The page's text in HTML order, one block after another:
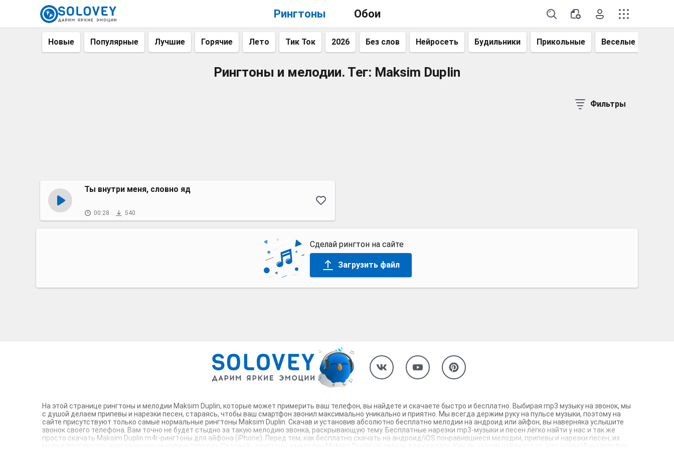
Рингтоны Обои
Новые Популярные Лучшие Горячие Лето Тик Ток 2026 Без слов Нейросеть Будильники Прикольные Веселые
Рингтоны и мелодии. Тег: Maksim Duplin
Фильтры
Ты внутри меня, словно яд
00:28 540
Сделай рингтон на сайте
Загрузить файл
На этой странице рингтоны и мелодии Maksim Duplin, которые может примерить ваш телефон, вы найдете и скачаете быстро и бесплатно. Выбирая mp3 музыку на звонок, мы
с душой делаем припевы и нарезки песен, стараясь, чтобы ваш смартфон звонил максимально уникально и приятно. Мы всегда держим руку на пульсе музыки, поэтому на
сайте присутствуют только самые нормальные рингтоны Maksim Duplin. Скачав и установив абсолютно бесплатно мелодии на андроид или айфон, вы наверняка услышите
звонок своего телефона. Вам точно не будет стыдно за такую мелодию звонка, раскрывающую тему. Бесплатные нарезки mp3-музыки и песен легко найти у нас и так же
просто скачать Maksim Duplin m4r-рингтоны для айфона (iPhone). Перед тем, как бесплатно скачать на андроид/iOS понравившиеся мелодии, припевы и нарезки песен, их
можно прослушать неограниченное количество раз. Соловей - рингтоны и мелодии Maksim Duplin на звонок для каждого. Как ни назови найдется то, что нужно! Ваш телефон